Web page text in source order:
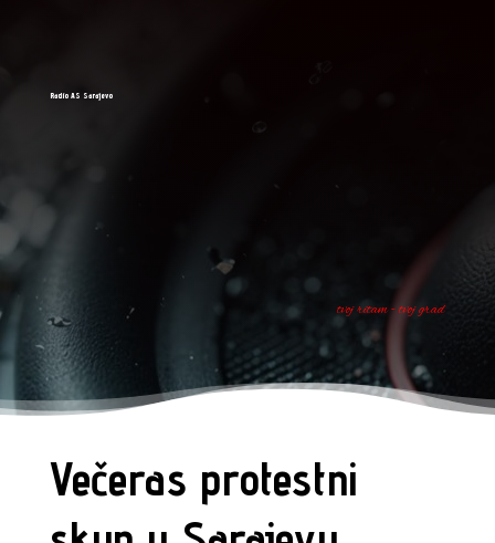
Radio AS Sarajevo
tvoj ritam - tvoj grad
Večeras protestni